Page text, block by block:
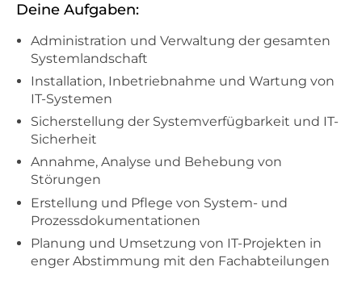
Deine Aufgaben:
Administration und Verwaltung der gesamten
Systemlandschaft
Installation, Inbetriebnahme und Wartung von
IT-Systemen
Sicherstellung der Systemverfügbarkeit und IT-
Sicherheit
Annahme, Analyse und Behebung von
Störungen
Erstellung und Pflege von System- und
Prozessdokumentationen
Planung und Umsetzung von IT-Projekten in
enger Abstimmung mit den Fachabteilungen